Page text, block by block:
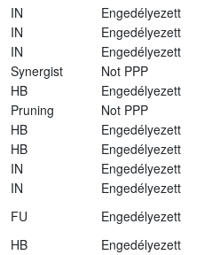
IN
Engedélyezett
IN
Engedélyezett
IN
Engedélyezett
Synergist
Not PPP
HB
Engedélyezett
Pruning
Not PPP
HB
Engedélyezett
HB
Engedélyezett
IN
Engedélyezett
IN
Engedélyezett
FU
Engedélyezett
HB
Engedélyezett